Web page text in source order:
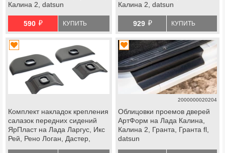
Калина 2, datsun
590 й КУПИТЬ
Калина 2, datsun
929 й КУПИТЬ
Комплект накладок крепления
салазок передних сидений
ЯрПласт на Лада Ларгус, Икс
Рей, Рено Логан, Дастер,
2000000020204
Облицовки проемов дверей
АртФорм на Лада Калина,
Калина 2, Гранта, Гранта fl,
datsun